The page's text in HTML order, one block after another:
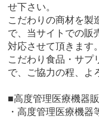
せ下さい。
こだわりの商材を製
で、当サイトでの販
対応させて頂きます
こだわり食品・サプ
で、ご協力の程、よ
■高度管理医療機器
・高度管理医療機器